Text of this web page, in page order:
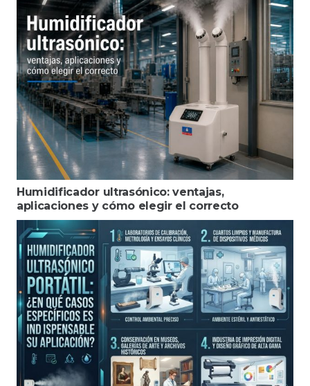
Humidificador ultrasónico: ventajas,
aplicaciones y cómo elegir el correcto